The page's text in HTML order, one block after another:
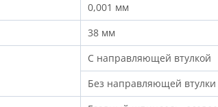
0,001 мм
38 мм
С направляющей втулкой
Без направляющей втулки